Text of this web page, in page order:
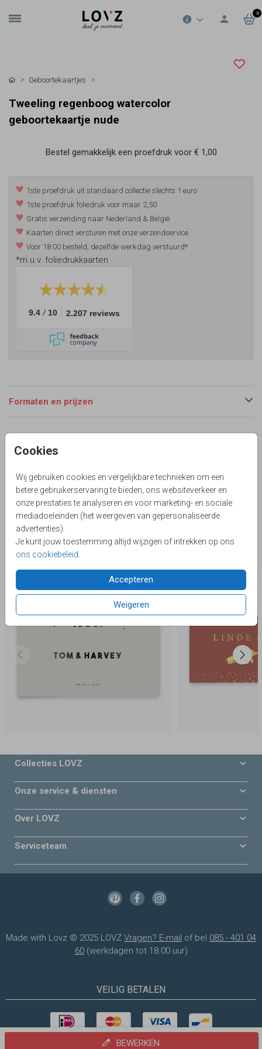
0
Cookies
Wij gebruiken cookies en vergelijkbare technieken om een
betere gebruikerservaring te bieden, ons websiteverkeer en
onze prestaties te analyseren en voor marketing- en sociale
mediadoeleinden (het weergeven van gepersonaliseerde
advertenties).
Je kunt jouw toestemming altijd wijzigen of intrekken op ons
ons cookiebeleid
Accepteren
Weigeren
Geboortekaartjes
Tweeling regenboog watercolor
geboortekaartje nude
Bestel gemakkelijk een proefdruk voor € 1,00
1ste proefdruk uit standaard collectie slechts 1 euro
1ste proefdruk foliedruk voor maar 2,50
Gratis verzending naar Nederland & België
Kaarten direct versturen met onze verzendservice
Voor 18:00 besteld, dezelfde werkdag verstuurd*
*m.u.v. foliedrukkaarten
9.4 / 10 2.207 reviews
Formaten en prijzen
Productinformatie
Langwerpig geboortekaartje voor een tweeling unisex met
nude tint regenboog. Ronde hoekjes en folie is een optie.
Collectie
Deze producten zijn wellicht ook iets voor je
BEWERKEN
Collecties LOVZ
Onze service & diensten
Over LOVZ
Serviceteam
Made with Lovz © 2025 LOVZ Vragen? E-mail of bel 085 - 401 04
60(werkdagen tot 18.00 uur)
VEILIG BETALEN